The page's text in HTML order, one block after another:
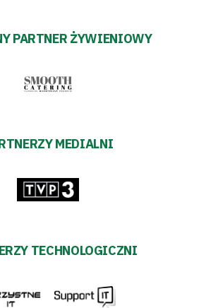
PARTNER ŻYWIENIOWY
MEDIALNI
TECHNOLOGICZNI